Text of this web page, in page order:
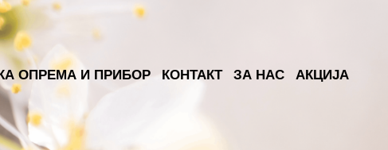
ОПРЕМА И ПРИБОР КОНТАКТ ЗА НАС АКЦИЈА